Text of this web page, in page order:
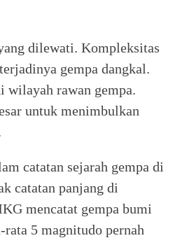
dilewati. Kompleksitas
gempa dangkal.
wilayah rawan gempa.
untuk menimbulkan
catatan sejarah gempa di
catatan panjang di
mencatat gempa bumi
rata 5 magnitudo pernah